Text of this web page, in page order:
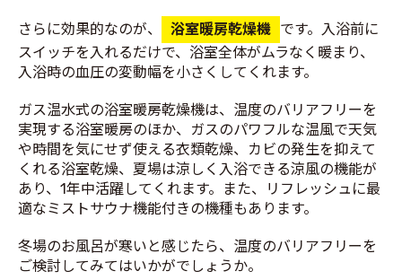
さらに効果的なのが、 浴室暖房乾燥機 です。入浴前に
スイッチを入れるだけで、浴室全体がムラなく暖まり、
入浴時の血圧の変動幅を小さくしてくれます。
ガス温水式の浴室暖房乾燥機は、温度のバリアフリーを
実現する浴室暖房のほか、ガスのパワフルな温風で天気
や時間を気にせず使える衣類乾燥、カビの発生を抑えて
くれる浴室乾燥、夏場は涼しく入浴できる涼風の機能が
あり、1年中活躍してくれます。また、リフレッシュに最
適なミストサウナ機能付きの機種もあります。
冬場のお風呂が寒いと感じたら、温度のバリアフリーを
ご検討してみてはいかがでしょうか。